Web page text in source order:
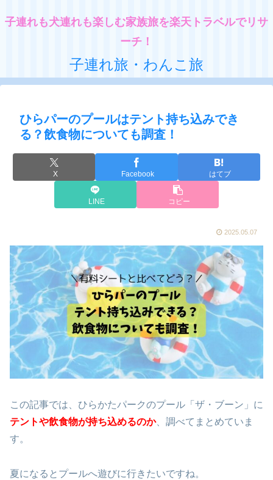
子連れも犬連れも楽しむ家族旅を楽天トラベルでリサ
ーチ！
子連れ旅・わんこ旅
ひらパーのプールはテント持ち込みでき
る？飲食物についても調査！
X Facebook はてブ
LINE コピー
2025.05.07
この記事では、ひらかたパークのプール「ザ・ブーン」に
テントや飲食物が持ち込めるのか、調べてまとめていま
す。
夏になるとプールへ遊びに行きたいですね。